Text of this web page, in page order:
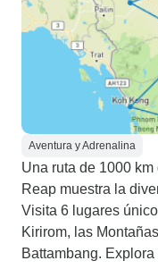
Aventura y Adrenalina
Una ruta de 1000
Reap muestra la
Visita 6 lugares
Kirirom, las
Battambang.